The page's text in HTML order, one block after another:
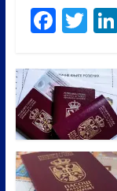
F
e
b
o
o
k
T
itt
er